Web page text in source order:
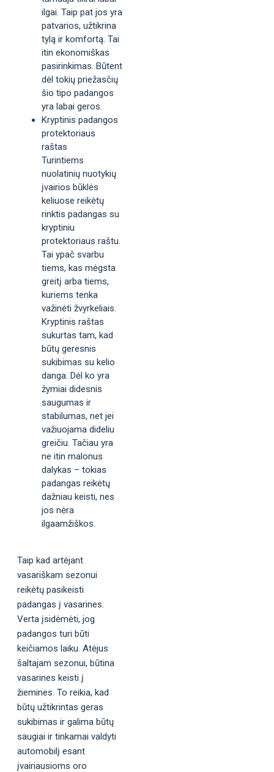
ilgai. Taip pat jos yra
patvarios, užtikrina
tylą ir komfortą. Tai
itin ekonomiškas
pasirinkimas. Būtent
dėl tokių priežasčių
šio tipo padangos
yra labai geros.
Kryptinis padangos
protektoriaus
raštas
Turintiems
nuolatinių nuotykių
įvairios būklės
keliuose reikėtų
rinktis padangas su
kryptiniu
protektoriaus raštu.
Tai ypač svarbu
tiems, kas mėgsta
greitį arba tiems,
kuriems tenka
važinėti žvyrkeliais.
Kryptinis raštas
sukurtas tam, kad
būtų geresnis
sukibimas su kelio
danga. Dėl ko yra
žymiai didesnis
saugumas ir
stabilumas, net jei
važiuojama dideliu
greičiu. Tačiau yra
ne itin malonus
dalykas – tokias
padangas reikėtų
dažniau keisti, nes
jos nėra
ilgaamžiškos.
Taip kad artėjant
vasariškam sezonui
reikėtų pasikeisti
padangas į vasarines.
Verta įsidėmėti, jog
padangos turi būti
keičiamos laiku. Atėjus
šaltajam sezonui, būtina
vasarines keisti į
žiemines. To reikia, kad
būtų užtikrintas geras
sukibimas ir galima būtų
saugiai ir tinkamai valdyti
automobilį esant
įvairiausioms oro